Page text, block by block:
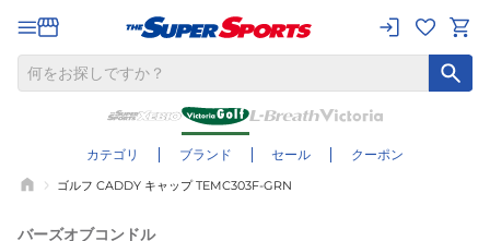
カテゴリ ブランド セール クーポン
ゴルフ CADDY キャップ TEMC303F-GRN
バーズオブコンドル